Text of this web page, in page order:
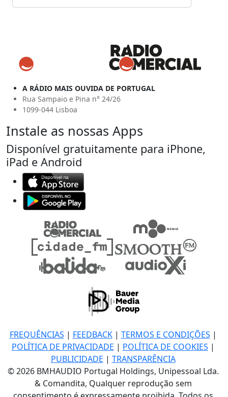
A RÁDIO MAIS OUVIDA DE PORTUGAL
Rua Sampaio e Pina n° 24/26
1099-044 Lisboa
Instale as nossas Apps
Disponível gratuitamente para iPhone,
iPad e Android
FREQUÊNCIAS | FEEDBACK| TERMOS E CONDIÇÕES |
POLÍTICA DE PRIVACIDADE | POLÍTICA DE COOKIES |
PUBLICIDADE | TRANSPARÊNCIA
© 2026 BMHAUDIO Portugal Holdings, Unipessoal Lda.
& Comandita, Qualquer reprodução sem